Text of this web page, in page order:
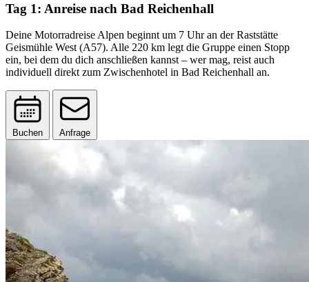
Tag 1: Anreise nach Bad Reichenhall
Deine Motorradreise Alpen beginnt um 7 Uhr an der Raststätte
Geismühle West (A57). Alle 220 km legt die Gruppe einen Stopp
ein, bei dem du dich anschließen kannst – wer mag, reist auch
individuell direkt zum Zwischenhotel in Bad Reichenhall an.
Buchen Anfrage